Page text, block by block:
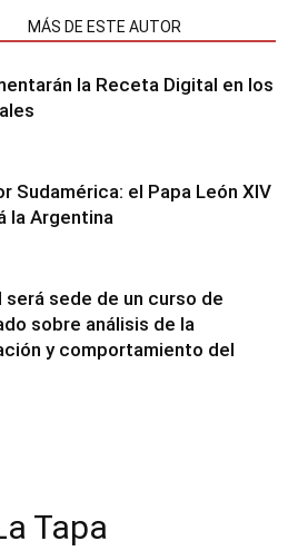
MÁS DE ESTE AUTOR
la Receta Digital en los
Sudamérica: el Papa León XIV
la Argentina
será sede de un curso de
sobre análisis de la
y comportamiento del
Tapa